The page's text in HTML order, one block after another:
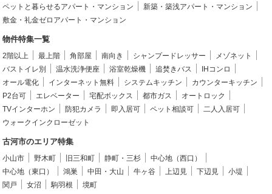
ペットと暮らせるアパート・マンション
新築・築浅アパート・マンション
敷金・礼金ゼロアパート・マンション
物件特集一覧
2階以上 最上階 角部屋 南向き シャンプードレッサー
メゾネット
バストイレ別
温水洗浄便座 浴室乾燥機 追焚きバス
IHコンロ
オール電化
インターネット無料 システムキッチン
カウンターキッチン
P2台可
エレベーター 宅配ボックス 都市ガス
オートロック
TVインターホン
防犯カメラ 即入居可 ペット相談可
二人入居可
ウォークインクローゼット
古河市のエリア特集
小山市 野木町 旧三和町 静町・三杉
中心地（西口）
中心地（東口）
鴻巣 中田・大山 牛ヶ谷 上辺見 下辺見
小堤
関戸
女沼 駒羽根 境町